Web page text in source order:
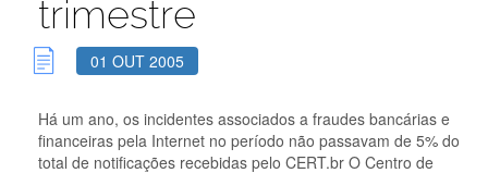
trimestre
01 OUT 2005
Há um ano, os incidentes associados a fraudes bancárias e
financeiras pela Internet no período não passavam de 5% do
total de notificações recebidas pelo CERT.br O Centro de